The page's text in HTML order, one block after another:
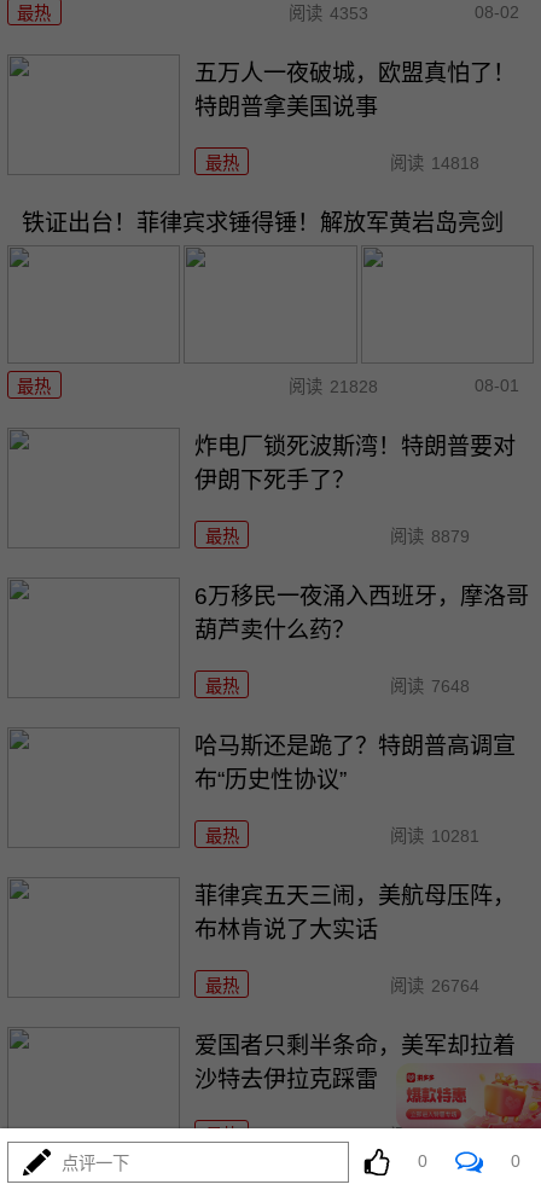
最热 阅读 4353 08-02
五万人一夜破城，欧盟真怕了！
特朗普拿美国说事
最热 阅读 14818
铁证出台！菲律宾求锤得锤！解放军黄岩岛亮剑
最热 阅读 21828 08-01
炸电厂锁死波斯湾！特朗普要对
伊朗下死手了？
最热 阅读 8879
6万移民一夜涌入西班牙，摩洛哥
葫芦卖什么药？
最热 阅读 7648
哈马斯还是跪了？特朗普高调宣
布“历史性协议”
最热 阅读 10281
菲律宾五天三闹，美航母压阵，
布林肯说了大实话
最热 阅读 26764
爱国者只剩半条命，美军却拉着
沙特去伊拉克踩雷
点评一下 0 0